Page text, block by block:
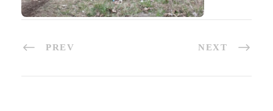
PREV NEXT